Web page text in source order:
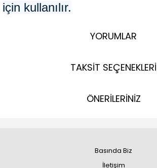
için kullanılır.
YORUMLAR
TAKSİT SEÇENEKLERİ
ÖNERİLERİNİZ
Basında Biz
İletişim